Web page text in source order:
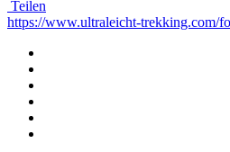
Teilen
https://www.ultraleicht-trekking.com/